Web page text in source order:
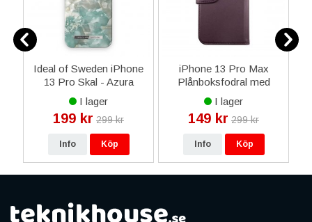
Ideal of Sweden iPhone
13 Pro Skal - Azura
Marble
I lager
199 kr 299 kr
Info Köp
iPhone 13 Pro Max
Plånboksfodral med
Magnet - Mörklila
I lager
149 kr 299 kr
Info Köp